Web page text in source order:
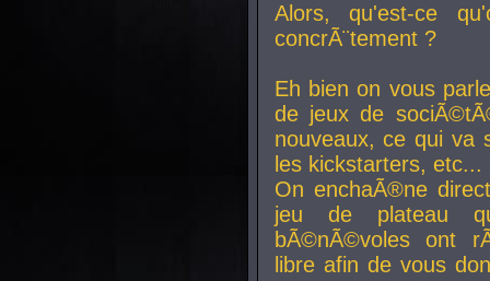
Alors, qu'est-ce
concrÃ¨tement ?
Eh bien on vous
de jeux de
nouveaux, ce qui va
les kickstarters, etc...
On enchaÃ®ne
jeu de plateau
bÃ©nÃ©voles ont
libre afin de vous